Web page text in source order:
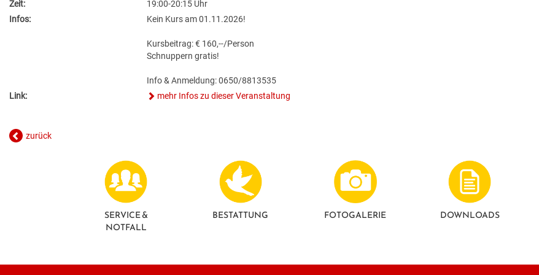
Zeit:
19:00-20:15 Uhr
Infos:
Kein Kurs am 01.11.2026!
Kursbeitrag: € 160,--/Person
Schnuppern gratis!
Info & Anmeldung: 0650/8813535
Link:
mehr Infos zu dieser Veranstaltung
zurück
SERVICE &
NOTFALL
BESTATTUNG FOTO­GALERIE DOWNLOADS